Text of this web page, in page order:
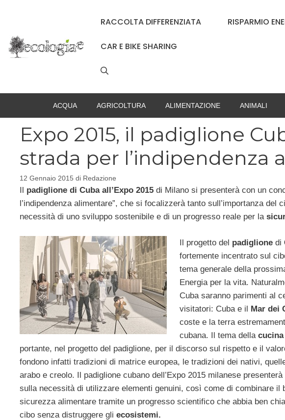
RACCOLTA DIFFERENZIATA RISPARMIO
CAR E BIKE SHARING
ACQUA AGRICOLTURA ALIMENTAZIONE ANIMALI
Expo 2015, il padiglione
strada per l’indipendenza
12 Gennaio 2015 di Redazione
padiglione di Cuba all’Expo 2015 di Milano si presenterà con un
l’indipendenza alimentare”, che si focalizzerà tanto sull’importanza
necessità di uno sviluppo sostenibile e di un progresso reale per la
Il progetto del padiglionedi
fortemente incentrato sul
tema generale della
Energia per la vita.
Cuba saranno parimenti al
visitatori: Cuba e il Mar dei
coste e la terra
cubana. Il tema della cucina
portante, nel progetto del padiglione, per il discorso sul rispetto e il
fondono infatti tradizioni di matrice europea, le tradizioni dei nativi,
arabo e creolo. Il padiglione cubano dell’Expo 2015 milanese presenterà
sulla necessità di utilizzare elementi genuini, così come di combinare il
sicurezza alimentare tramite un progresso scientifico che abbia ben
cibo senza distruggere gli ecosistemi.